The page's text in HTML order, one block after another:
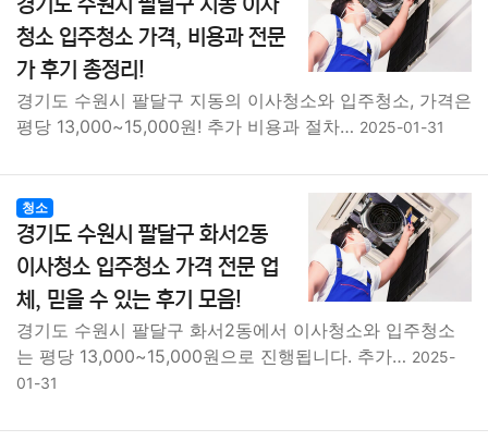
청소 입주청소 가격, 비용과 전문
가 후기 총정리!
경기도 수원시 팔달구 지동의 이사청소와 입주청소, 가격은
평당 13,000~15,000원! 추가 비용과 절차… 2025-01-31
청소
경기도 수원시 팔달구 화서2동
이사청소 입주청소 가격 전문 업
체, 믿을 수 있는 후기 모음!
경기도 수원시 팔달구 화서2동에서 이사청소와 입주청소
는 평당 13,000~15,000원으로 진행됩니다. 추가… 2025-
01-31